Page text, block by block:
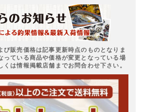
販売価格は記事更新時点のものとなりま
っている商品や価格が変更となっている場
くは情報掲載店舗までお問合わせ下さい。